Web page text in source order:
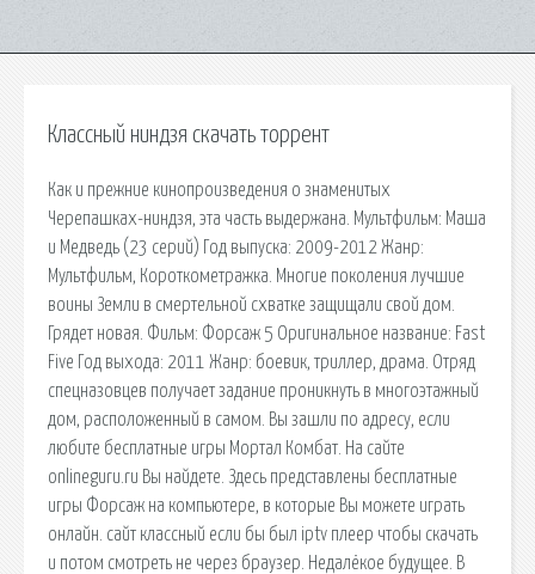
Классный ниндзя скачать торрент
Как и прежние кинопроизведения о знаменитых
Черепашках-ниндзя, эта часть выдержана. Мультфильм: Маша
и Медведь (23 серий) Год выпуска: 2009-2012 Жанр:
Мультфильм, Короткометражка. Многие поколения лучшие
воины Земли в смертельной схватке защищали свой дом.
Грядет новая. Фильм: Форсаж 5 Оригинальное название: Fast
Five Год выхода: 2011 Жанр: боевик, триллер, драма. Отряд
спецназовцев получает задание проникнуть в многоэтажный
дом, расположенный в самом. Вы зашли по адресу, если
любите бесплатные игры Мортал Комбат. На сайте
onlineguru.ru Вы найдете. Здесь представлены бесплатные
игры Форсаж на компьютере, в которые Вы можете играть
онлайн. сайт классный если бы был iptv плеер чтобы скачать
и потом смотреть не через браузер. Недалёкое будущее. В